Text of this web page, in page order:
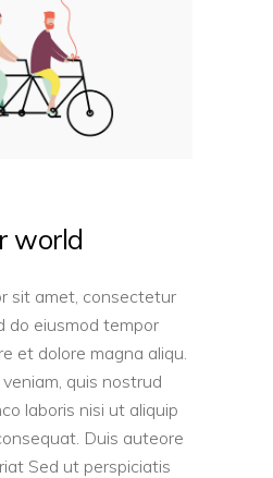
world
sit amet, consectetur
do eiusmod tempor
et dolore magna aliqu.
quis nostrud
laboris nisi ut aliquip
Duis auteore
Sed ut perspiciatis